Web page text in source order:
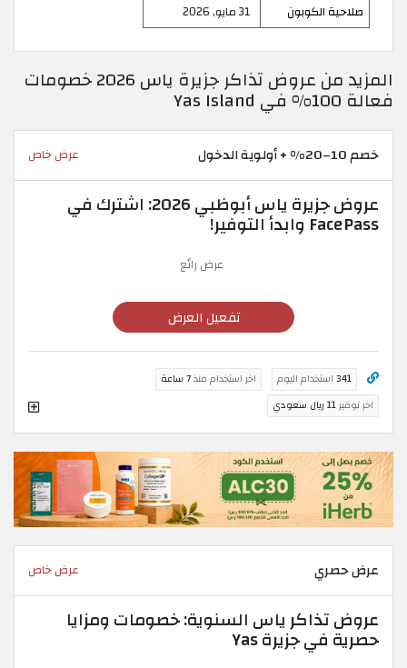
صلاحية الكوبون
31 مايو, 2026
المزيد من عروض تذاكر جزيرة ياس 2026 خصومات
فعالة 100% في Yas Island
خصم 10–20% + أولوية الدخول عرض خاص
عروض جزيرة ياس أبوظبي 2026: اشترك في
FacePass وابدأ التوفير!
عرض رائع
تفعيل العرض
341 استخدام اليوم اخر استخدام منذ7 ساعة
اخر توفير11 ريال سعودي
عرض حصري عرض خاص
عروض تذاكر ياس السنوية: خصومات ومزايا
حصرية في جزيرة Yas